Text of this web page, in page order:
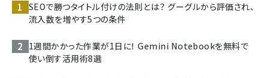
SEOで勝つタイトル付けの法則とは？ グーグルから評価され、
流入数を増やす5つの条件
1週間かかった作業が1日に！ Gemini Notebookを無料で
使い倒す活用術8選